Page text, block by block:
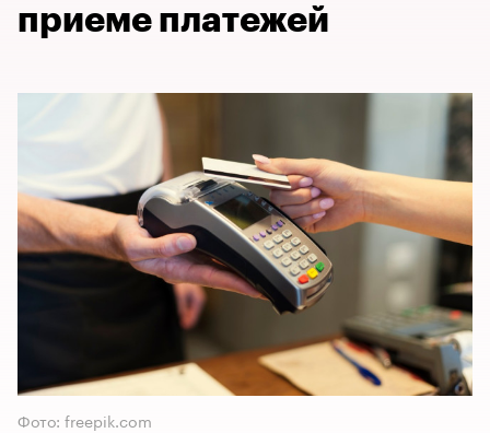
приеме платежей
Фото: freepik.com